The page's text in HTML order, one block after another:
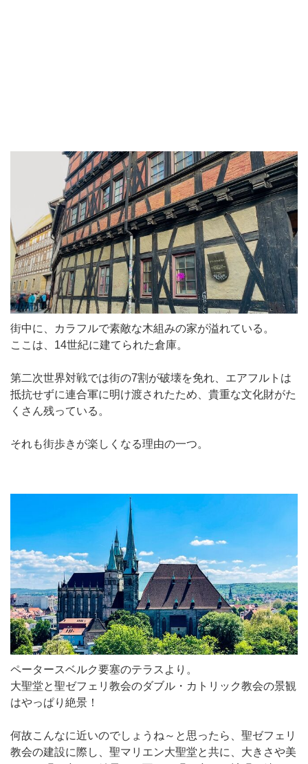
街中に、カラフルで素敵な木組みの家が溢れている。
ここは、14世紀に建てられた倉庫。
第二次世界対戦では街の7割が破壊を免れ、エアフルトは
抵抗せずに連合軍に明け渡されたため、貴重な文化財がた
くさん残っている。
それも街歩きが楽しくなる理由の一つ。
ペータースベルク要塞のテラスより。
大聖堂と聖ゼフェリ教会のダブル・カトリック教会の景観
はやっぱり絶景！
何故こんなに近いのでしょうね～と思ったら、聖ゼフェリ
教会の建設に際し、聖マリエン大聖堂と共に、大きさや美